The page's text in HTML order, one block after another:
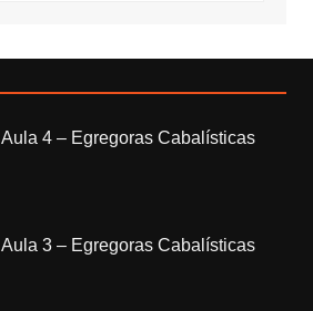
Aula 4 – Egregoras Cabalísticas
Aula 3 – Egregoras Cabalísticas